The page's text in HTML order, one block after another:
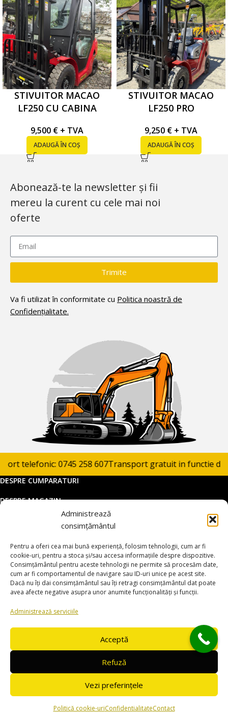
Administrează
consimțământul
Pentru a oferi cea mai bună experiență, folosim tehnologii, cum ar fi
cookie-uri, pentru a stoca și/sau accesa informațiile despre dispozitive.
Consimțământul pentru aceste tehnologii ne permite să procesăm date,
cum ar fi comportamentul de navigare sau ID-uri unice pe acest site.
Dacă nu îți dai consimțământul sau îți retragi consimțământul dat poate
avea afecte negative asupra unor anumite funcționalități și funcții.
Administrează serviciile
Acceptă
Refuză
Vezi preferințele
Politică cookie-uriConfidentialitateContact
STIVUITOR MACAO
LF250 CU CABINA
9,500 € + TVA
ADAUGĂ ÎN COȘ
STIVUITOR MACAO
LF250 PRO
9,250 € + TVA
ADAUGĂ ÎN COȘ
Abonează-te la newsletter și fii
mereu la curent cu cele mai noi
oferte
Trimite
Va fi utilizat în conformitate cu Politica noastră de
Confidențialitate.
telefonic: 0745 258 607Transport gratuit in functie de
DESPRE CUMPARATURI
DESPRE MAGAZIN
© 2025 utilajemacao.ro. Toate drepturile rezervate
Magazin online dezvoltat dewww.smartsites.ro